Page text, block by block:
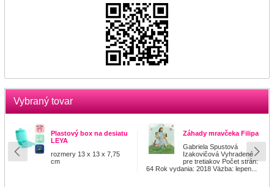
Vybraný tovar
Plastový box na desiatu
LEYA
rozmery 13 x 13 x 7,75
cm
Záhady mravčeka Filipa
Gabriela Spustová
Izakovičová Vyhradené
pre tretiakov Počet strán:
64 Rok vydania: 2018 Väzba: lepen...